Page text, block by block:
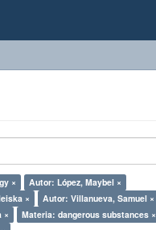
×
Autor: López, Maybel ×
×
Autor: Villanueva, Samuel ×
×
Materia: dangerous substances ×